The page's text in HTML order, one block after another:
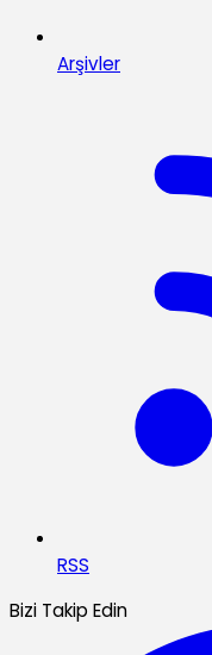
Arşivler
RSS
Bizi Takip Edin